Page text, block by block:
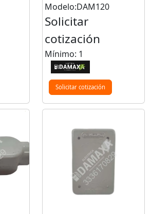
Modelo:DAM120
Solicitar
cotización
Mínimo: 1
Solicitar cotización